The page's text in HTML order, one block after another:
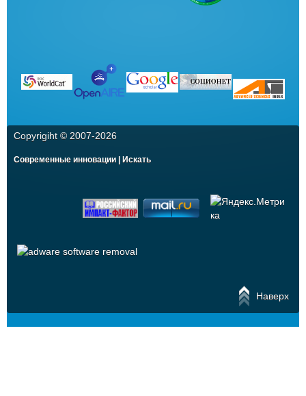
Copyrigiht © 2007-2026
Современные инновации | Искать
Наверх